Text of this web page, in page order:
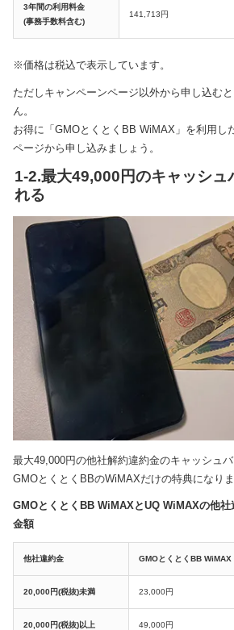
3年間の利用料金
(事務手数料含む)
141,713円
※価格は税込で表示しています。
ただしキャンペーンページ以外から申し込む
ん。
お得に「GMOとくとくBB WiMAX」を利用し
ページから申し込みましょう。
1-2.最大49,000円のキャッシュ
れる
最大49,000円の他社解約違約金のキャッシュバ
GMOとくとくBBのWiMAXだけの特典になりま
GMOとくとくBB WiMAXとUQ WiMAXの他社
金額
他社違約金 GMOとくとくBB WiMAX
20,000円(税抜)未満 23,000円
20,000円(税抜)以上 49,000円